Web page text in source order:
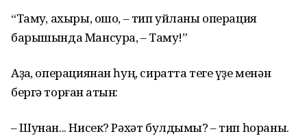
“Тамуҡ, ахыры, ошо, – тип уйланы операция
барышында Мансура, – Тамуҡ!”
Аҙаҡ, операциянан һуң, сиратта теге үҙе менән
бергә торған ҡатын:
– Шунан... Нисек? Рәхәт булдымы? – тип һораны.